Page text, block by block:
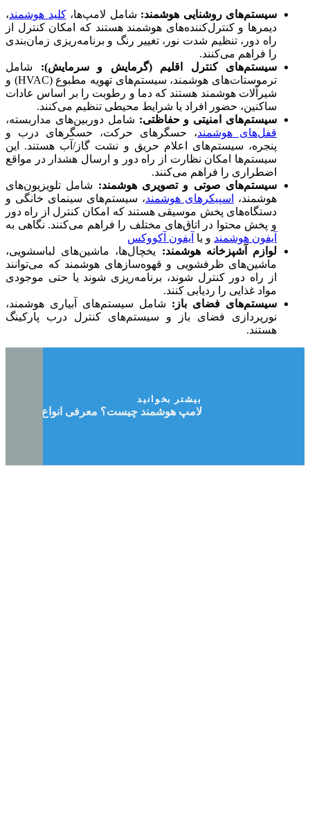
سیستم‌های روشنایی هوشمند: شامل لامپ‌ها،کلید هوشمند،
دیمرها و کنترل‌کننده‌های هوشمند هستند که امکان کنترل از
راه دور، تنظیم شدت نور، تغییر رنگ و برنامه‌ریزی زمان‌بندی
را فراهم می‌کنند.
سیستم‌های کنترل اقلیم (گرمایش و سرمایش): شامل
ترموستات‌های هوشمند، سیستم‌های تهویه مطبوع (HVAC) و
شیرآلات هوشمند هستند که دما و رطوبت را بر اساس عادات
ساکنین، حضور افراد یا شرایط محیطی تنظیم می‌کنند.
سیستم‌های امنیتی و حفاظتی: شامل دوربین‌های مداربسته،
قفل‌های هوشمند، حسگرهای حرکت، حسگرهای درب و
پنجره، سیستم‌های اعلام حریق و نشت گاز/آب هستند. این
سیستم‌ها امکان نظارت از راه دور و ارسال هشدار در مواقع
اضطراری را فراهم می‌کنند.
سیستم‌های صوتی و تصویری هوشمند: شامل تلویزیون‌های
هوشمند،
اسپیکرهای هوشمند، سیستم‌های سینمای خانگی و
دستگاه‌های پخش موسیقی هستند که امکان کنترل از راه دور
و پخش محتوا در اتاق‌های مختلف را فراهم می‌کنند. نگاهی به
آیفون هوشمند و یا آیفون آکووکس
لوازم آشپزخانه هوشمند: یخچال‌ها، ماشین‌های لباسشویی،
ماشین‌های ظرفشویی و قهوه‌سازهای هوشمند که می‌توانند
از راه دور کنترل شوند، برنامه‌ریزی شوند یا حتی موجودی
مواد غذایی را ردیابی کنند.
سیستم‌های فضای باز: شامل سیستم‌های آبیاری هوشمند،
نورپردازی فضای باز و سیستم‌های کنترل درب پارکینگ
هستند.
بیشتر بخوانید
لامپ هوشمند چیست؟ معرفی انواع آن